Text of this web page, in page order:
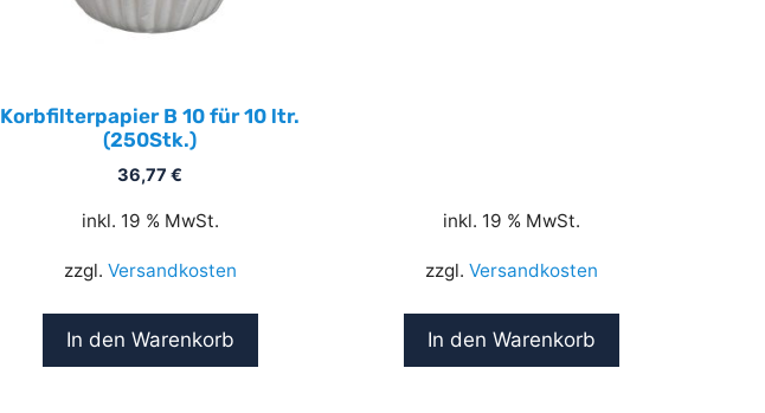
Korbfilterpapier B 10 für 10 ltr.
(250Stk.)
36,77 €
inkl. 19 % MwSt.
zzgl. Versandkosten
In den Warenkorb
inkl. 19 % MwSt.
zzgl. Versandkosten
In den Warenkorb